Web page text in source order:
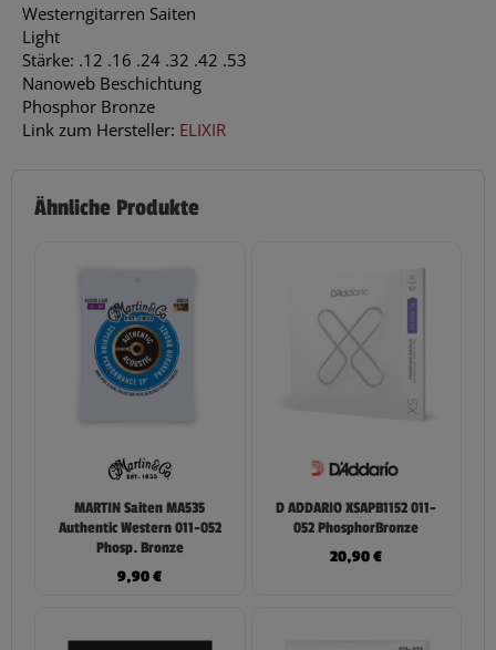
Westerngitarren Saiten
Light
Stärke: .12 .16 .24 .32 .42 .53
Nanoweb Beschichtung
Phosphor Bronze
Link zum Hersteller: ELIXIR
Ähnliche Produkte
MARTIN Saiten MA535
Authentic Western 011-052
Phosp. Bronze
9,90€
D ADDARIO XSAPB1152 011-
052 PhosphorBronze
20,90€